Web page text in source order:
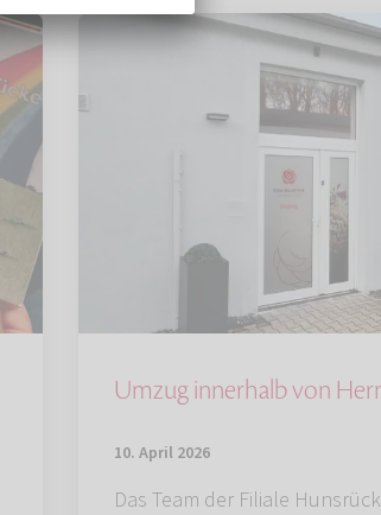
Umzug innerhalb von
10. April 2026
Das Team der Filiale